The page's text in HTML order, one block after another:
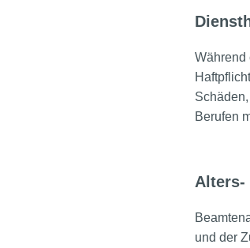
Während
Berufen
Alters-
und der